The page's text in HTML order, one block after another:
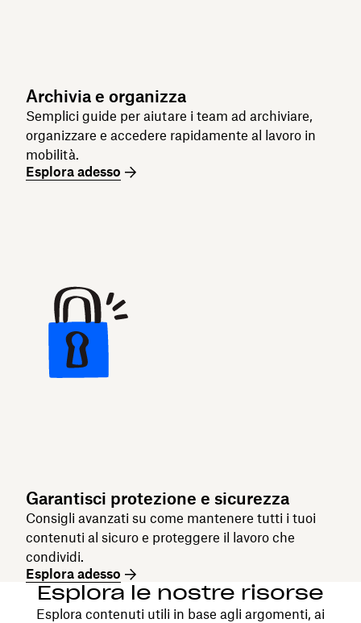
Archivia e organizza
Semplici guide per aiutare i team ad archiviare,
organizzare e accedere rapidamente al lavoro in
mobilità.
Esplora adesso
Garantisci protezione e sicurezza
Consigli avanzati su come mantenere tutti i tuoi
contenuti al sicuro e proteggere il lavoro che
condividi.
Esplora adesso
Esplora le nostre risorse
Esplora contenuti utili in base agli argomenti, ai